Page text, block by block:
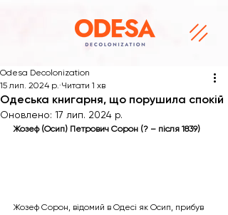
Одеська книгарня, що порушила спокій
Odesa Decolonization
15 лип. 2024 р. Читати 1 хв
Оновлено: 17 лип. 2024 р.
Жозеф (Осип) Петрович Сорон (? – після 1839)
Жозеф Сорон, відомий в Одесі як Осип, прибув